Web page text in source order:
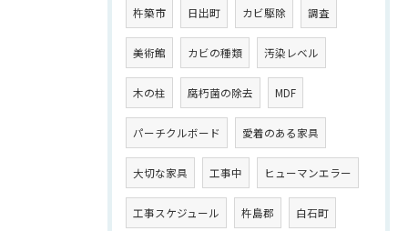
杵築市 日出町 カビ駆除 調査
美術館 カビの種類 汚染レベル
木の柱 腐朽菌の除去 MDF
パーチクルボード 愛着のある家具
大切な家具 工事中 ヒューマンエラー
工事スケジュール 杵島郡 白石町